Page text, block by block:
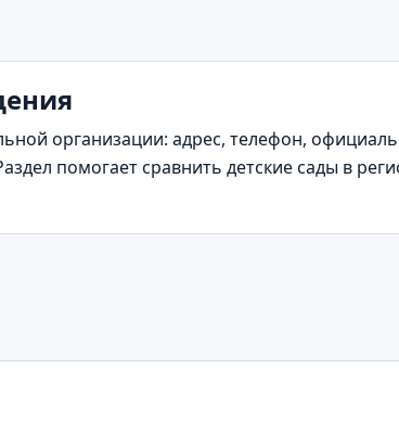
организации: адрес, телефон,
помогает сравнить детские сады в